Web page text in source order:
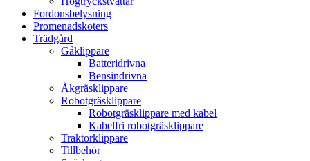
Fordonsbelysning
Promenadskoters
Trädgård
Gåklippare
Batteridrivna
Bensindrivna
Åkgräsklippare
Robotgräsklippare
Robotgräsklippare med kabel
Kabelfri robotgräsklippare
Traktorklippare
Tillbehör